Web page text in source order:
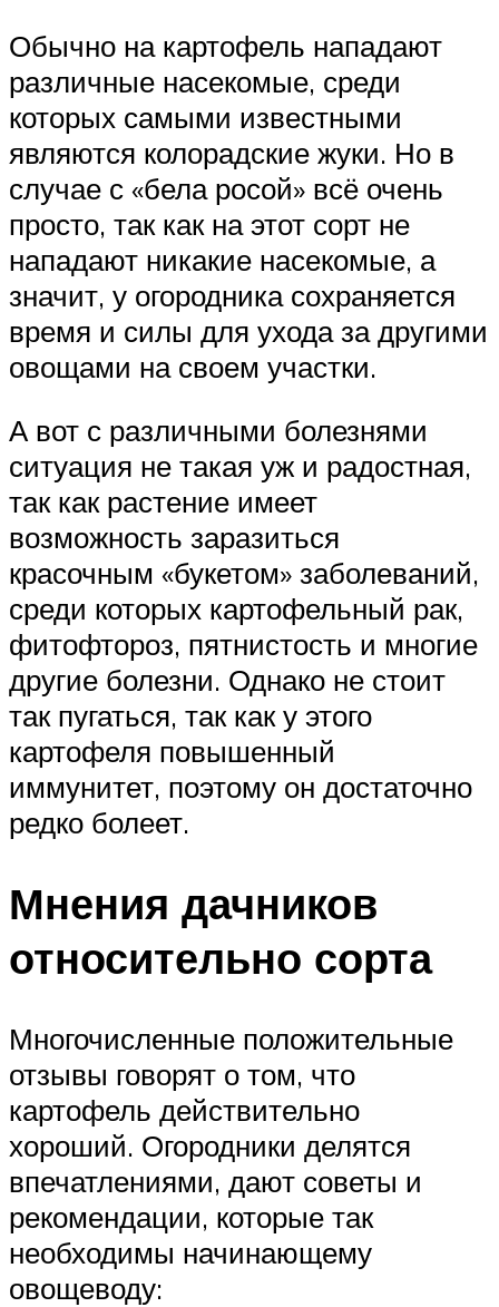
Обычно на картофель нападают
различные насекомые, среди
которых самыми известными
являются колорадские жуки. Но в
случае с «бела росой» всё очень
просто, так как на этот сорт не
нападают никакие насекомые, а
значит, у огородника сохраняется
время и силы для ухода за другими
овощами на своем участки.
А вот с различными болезнями
ситуация не такая уж и радостная,
так как растение имеет
возможность заразиться
красочным «букетом» заболеваний,
среди которых картофельный рак,
фитофтороз, пятнистость и многие
другие болезни. Однако не стоит
так пугаться, так как у этого
картофеля повышенный
иммунитет, поэтому он достаточно
редко болеет.
Мнения дачников
относительно сорта
Многочисленные положительные
отзывы говорят о том, что
картофель действительно
хороший. Огородники делятся
впечатлениями, дают советы и
рекомендации, которые так
необходимы начинающему
овощеводу: